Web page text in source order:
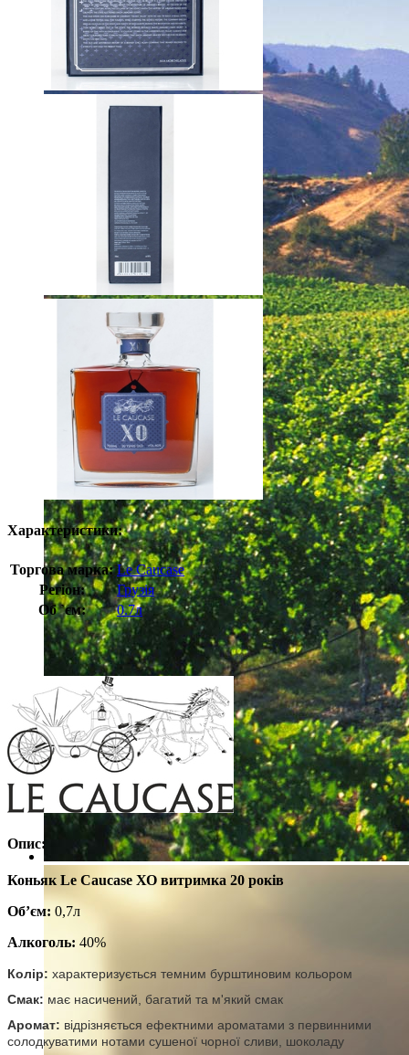
Характеристики:
Торгова марка: Le Caucase
Регіон:
Грузія
Об `єм:
0.7л
Опис:
Коньяк Le Caucase ХО витримка 20 років
Об’єм: 0,7л
Алкоголь: 40%
Колір: характеризується темним бурштиновим кольором
Смак: має насичений, багатий та м'який смак
Аромат: відрізняється ефектними ароматами з первинними
солодкуватими нотами сушеної чорної сливи, шоколаду